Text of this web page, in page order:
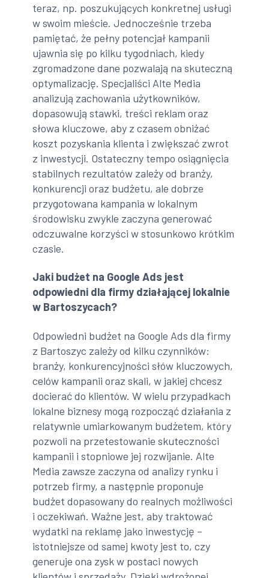
teraz, np. poszukujących konkretnej usługi
w swoim mieście. Jednocześnie trzeba
pamiętać, że pełny potencjał kampanii
ujawnia się po kilku tygodniach, kiedy
zgromadzone dane pozwalają na skuteczną
optymalizację. Specjaliści Alte Media
analizują zachowania użytkowników,
dopasowują stawki, treści reklam oraz
słowa kluczowe, aby z czasem obniżać
koszt pozyskania klienta i zwiększać zwrot
z inwestycji. Ostateczny tempo osiągnięcia
stabilnych rezultatów zależy od branży,
konkurencji oraz budżetu, ale dobrze
przygotowana kampania w lokalnym
środowisku zwykle zaczyna generować
odczuwalne korzyści w stosunkowo krótkim
czasie.
Jaki budżet na Google Ads jest
odpowiedni dla firmy działającej lokalnie
w Bartoszycach?
Odpowiedni budżet na Google Ads dla firmy
z Bartoszyc zależy od kilku czynników:
branży, konkurencyjności słów kluczowych,
celów kampanii oraz skali, w jakiej chcesz
docierać do klientów. W wielu przypadkach
lokalne biznesy mogą rozpocząć działania z
relatywnie umiarkowanym budżetem, który
pozwoli na przetestowanie skuteczności
kampanii i stopniowe jej rozwijanie. Alte
Media zawsze zaczyna od analizy rynku i
potrzeb firmy, a następnie proponuje
budżet dopasowany do realnych możliwości
i oczekiwań. Ważne jest, aby traktować
wydatki na reklamę jako inwestycję –
istotniejsze od samej kwoty jest to, czy
generuje ona zysk w postaci nowych